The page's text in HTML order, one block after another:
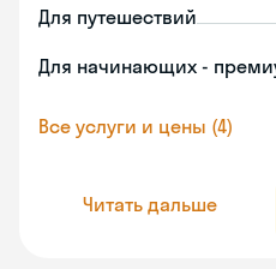
Для путешествий
Для начинающих -
Все услуги и цены (4)
Читать дальше